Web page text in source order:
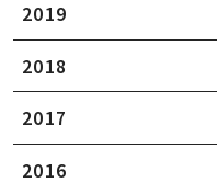
2019
2018
2017
2016